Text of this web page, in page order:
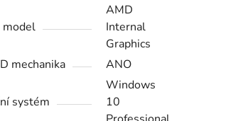
model
AMD
Internal
Graphics
mechanika
ANO
systém
Windows
10